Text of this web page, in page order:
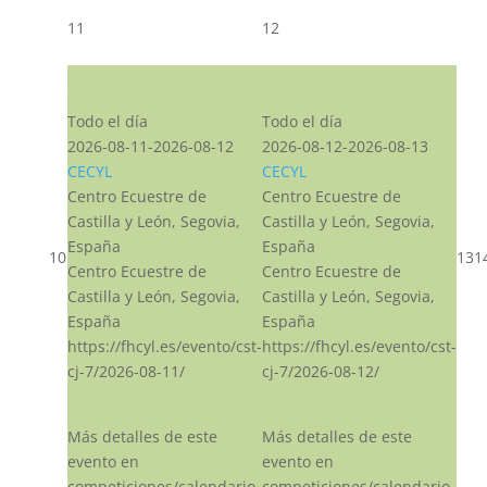
10
11
Todo el día
2026-08-11-2026-08-12
CECYL
Centro Ecuestre de
Castilla y León, Segovia,
España
Centro Ecuestre de
Castilla y León, Segovia,
España
https://fhcyl.es/evento/cst-
cj-7/2026-08-11/
Más detalles de este
evento en
12
Todo el día
2026-08-12-2026-08-13
CECYL
Centro Ecuestre de
Castilla y León, Segovia,
España
Centro Ecuestre de
Castilla y León, Segovia,
España
https://fhcyl.es/evento/cst-
cj-7/2026-08-12/
Más detalles de este
evento en
13